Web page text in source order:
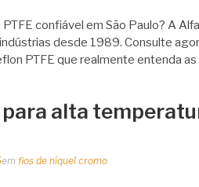
confiável em São Paulo? A
desde 1989. Consulte
PTFE que realmente entenda as
alta
em fios de níquel cromo